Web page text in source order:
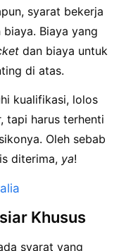
syarat bekerja
Biaya yang
dan biaya untuk
di atas.
kualifikasi, lolos
tapi harus terhenti
Oleh sebab
diterima, ya!
Khusus
syarat yang